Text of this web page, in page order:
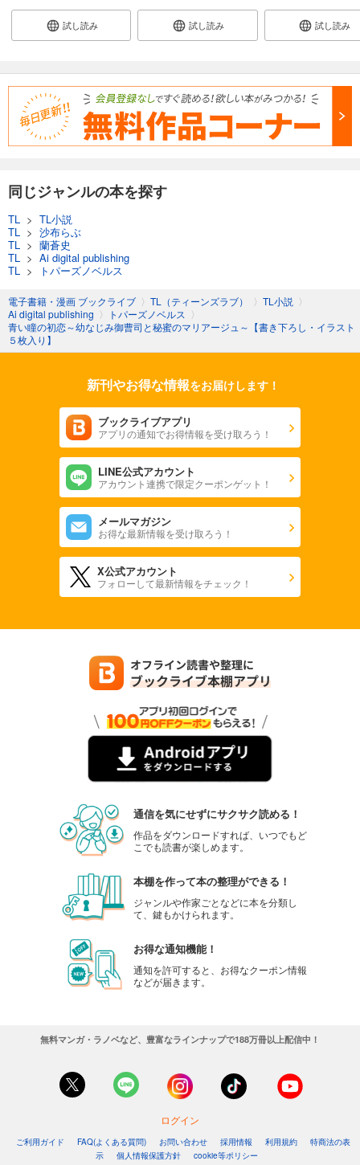
試し読み 試し読み 試し読み
同じジャンルの本を探す
TL > TL小説
TL > 沙布らぶ
TL > 蘭蒼史
TL > Ai digital publishing
TL > トパーズノベルス
電子書籍・漫画 ブックライブ 〉 TL（ティーンズラブ） 〉 TL小説 〉
Ai digital publishing 〉 トパーズノベルス 〉
青い瞳の初恋～幼なじみ御曹司と秘蜜のマリアージュ～【書き下ろし・イラスト
５枚入り】
新刊やお得な情報をお届けします！
ブックライブアプリ
アプリの通知でお得情報を受け取ろう！
LINE公式アカウント
アカウント連携で限定クーポンゲット！
メールマガジン
お得な最新情報を受け取ろう！
X公式アカウント
フォローして最新情報をチェック！
通信を気にせずにサクサク読める！
作品をダウンロードすれば、いつでもど
こでも読書が楽しめます。
本棚を作って本の整理ができる！
ジャンルや作家ごとなどに本を分類し
て、鍵もかけられます。
お得な通知機能！
通知を許可すると、お得なクーポン情報
などが届きます。
無料マンガ・ラノベなど、豊富なラインナップで188万冊以上配信中！
ログイン
ご利用ガイド FAQ(よくある質問) お問い合わせ 採用情報 利用規約
特商法の表
示
個人情報保護方針 cookie等ポリシー